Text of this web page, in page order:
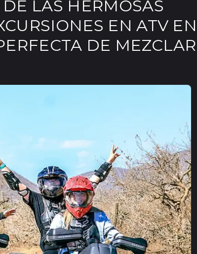
LAS HERMOSAS
EN ATV EN
DE MEZCLAR